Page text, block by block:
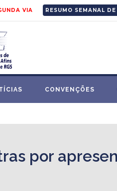
VIA RESUMO SEMANAL
CONVENÇÕES
por